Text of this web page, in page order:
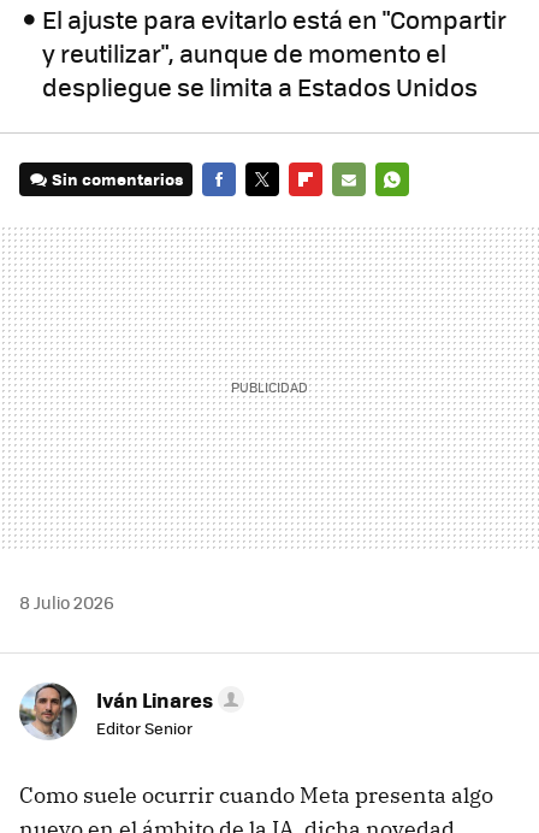
El ajuste para evitarlo está en "Compartir
y reutilizar", aunque de momento el
despliegue se limita a Estados Unidos
Sin comentarios
MAIL
8 Julio 2026
Iván Linares
Editor Senior
Como suele ocurrir cuando Meta presenta algo